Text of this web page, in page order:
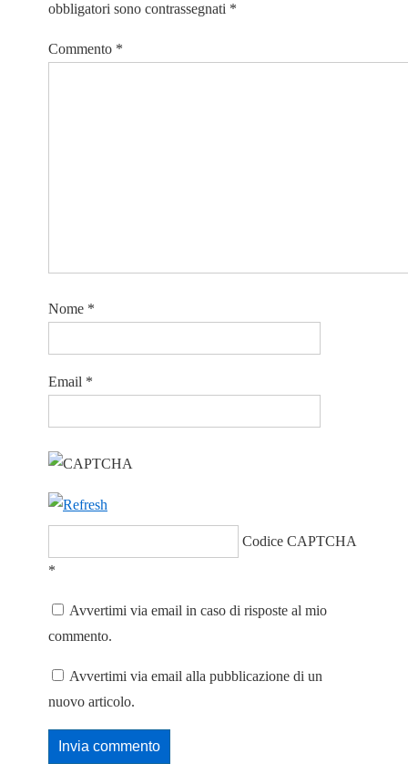
obbligatori sono contrassegnati *
Commento *
Nome *
Email *
Codice CAPTCHA
*
Avvertimi via email in caso di risposte al mio
commento.
Avvertimi via email alla pubblicazione di un
nuovo articolo.